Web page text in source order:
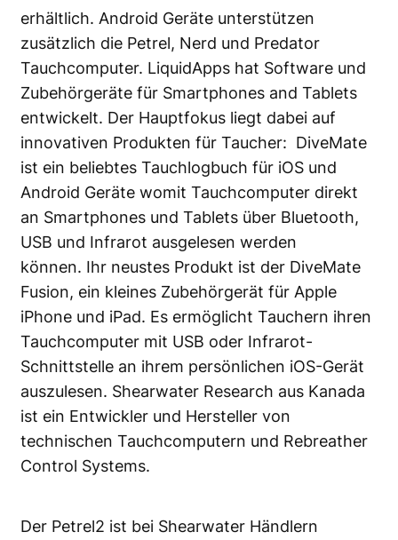
erhältlich. Android Geräte unterstützen
zusätzlich die Petrel, Nerd und Predator
Tauchcomputer. LiquidApps hat Software und
Zubehörgeräte für Smartphones and Tablets
entwickelt. Der Hauptfokus liegt dabei auf
innovativen Produkten für Taucher: DiveMate
ist ein beliebtes Tauchlogbuch für iOS und
Android Geräte womit Tauchcomputer direkt
an Smartphones und Tablets über Bluetooth,
USB und Infrarot ausgelesen werden
können. Ihr neustes Produkt ist der DiveMate
Fusion, ein kleines Zubehörgerät für Apple
iPhone und iPad. Es ermöglicht Tauchern ihren
Tauchcomputer mit USB oder Infrarot-
Schnittstelle an ihrem persönlichen iOS-Gerät
auszulesen. Shearwater Research aus Kanada
ist ein Entwickler und Hersteller von
technischen Tauchcomputern und Rebreather
Control Systems.
Der Petrel2 ist bei Shearwater Händlern